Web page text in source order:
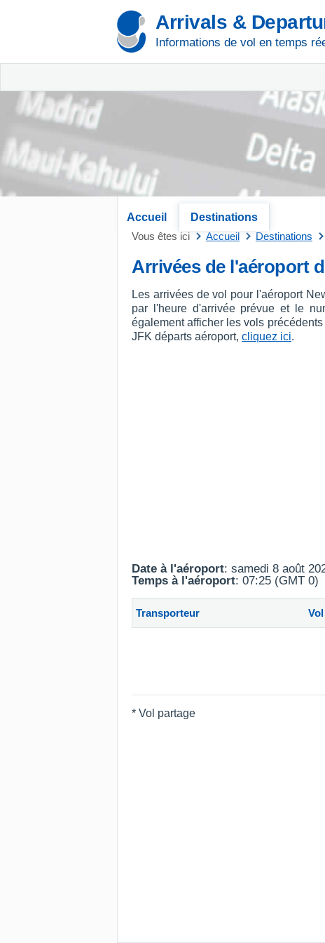
Arrivals &
Informations de vol en temps
Accueil
Destinations
Vous êtes ici
Accueil Destinations
Arrivées de l'aéroport
Les arrivées de vol pour l'aéroport
par l'heure d'arrivée prévue et le
également afficher les vols
JFK départs aéroport, cliquez ici.
Date à l'aéroport: samedi 8 août
Temps à l'aéroport: 07:25 (GMT 0)
Transporteur Vol
* Vol partage